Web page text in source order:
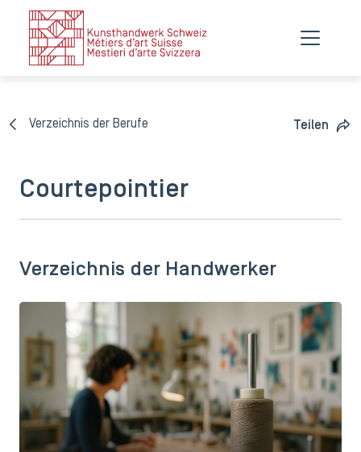
Verzeichnis der Berufe Teilen
Courtepointier
Verzeichnis der Handwerker